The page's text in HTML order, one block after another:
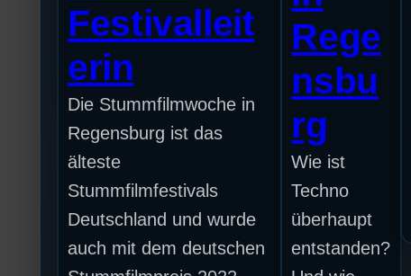
Festivalleit
erin
Die Stummfilmwoche in
Regensburg ist das
älteste
Stummfilmfestivals
Deutschland und wurde
auch mit dem deutschen
Rege
nsbu
rg
Wie ist
Techno
überhaupt
entstanden?